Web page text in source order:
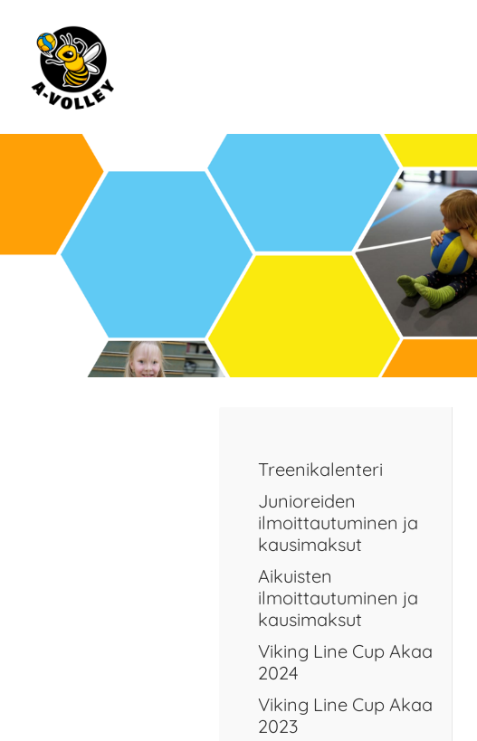
sivun
sisältöön
A-Volley ry
Treenikalenteri
Junioreiden
ilmoittautuminen ja
kausimaksut
Aikuisten
ilmoittautuminen ja
kausimaksut
Viking Line Cup Akaa
2024
Viking Line Cup Akaa
2023